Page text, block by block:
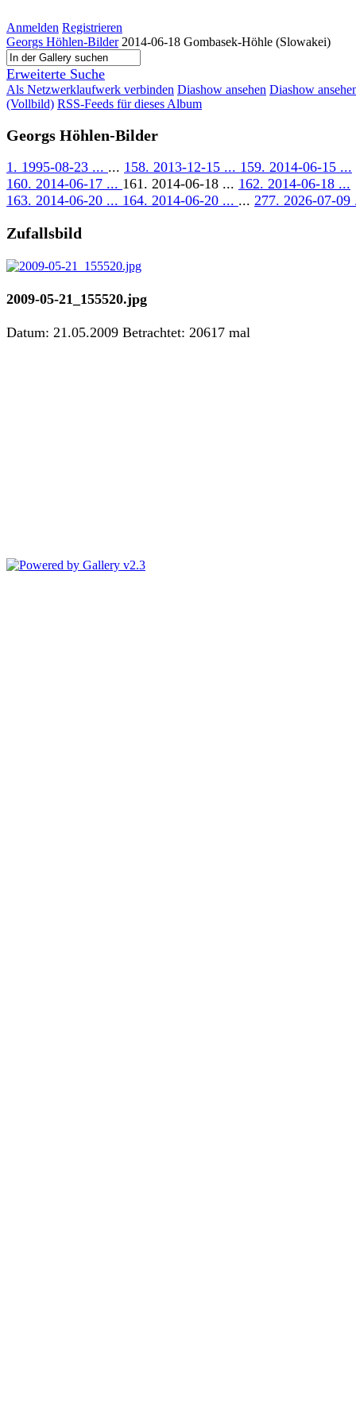
Anmelden Registrieren
Georgs Höhlen-Bilder 2014-06-18 Gombasek-Höhle (Slowakei)
Erweiterte Suche
Als Netzwerklaufwerk verbinden Diashow ansehen Diashow
(Vollbild) RSS-Feeds für dieses Album
Georgs Höhlen-Bilder
1. 1995-08-23 ... ... 158. 2013-12-15 ... 159. 2014-06-15 ...
160. 2014-06-17 ... 161. 2014-06-18 ... 162. 2014-06-18 ...
163. 2014-06-20 ... 164. 2014-06-20 ... ... 277. 2026-07-09
Zufallsbild
2009-05-21_155520.jpg
Datum: 21.05.2009 Betrachtet: 20617 mal